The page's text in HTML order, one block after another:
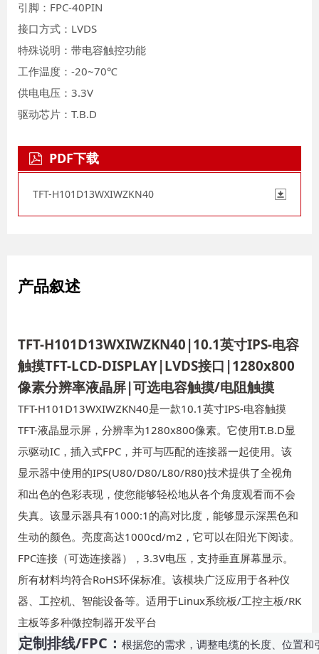
引脚：FPC-40PIN
接口方式：LVDS
特殊说明：带电容触控功能
工作温度：-20~70℃
供电电压：3.3V
驱动芯片：T.B.D
PDF下载
TFT-H101D13WXIWZKN40
产品叙述
TFT-H101D13WXIWZKN40|10.1英寸IPS-电容
触摸TFT-LCD-DISPLAY|LVDS接口|1280x800
像素分辨率液晶屏|可选电容触摸/电阻触摸
TFT-H101D13WXIWZKN40是一款10.1英寸IPS-电容触摸
TFT-液晶显示屏，分辨率为1280x800像素。 它使用T.B.D显
示驱动IC，插入式FPC，并可与匹配的连接器一起使用。 该
显示器中使用的IPS(U80/D80/L80/R80)技术提供了全视角
和出色的色彩表现，使您能够轻松地从各个角度观看而不会
失真。 该显示器具有1000:1的高对比度，能够显示深黑色和
生动的颜色。 亮度高达1000cd/m2，它可以在阳光下阅读。
FPC连接（可选连接器），3.3V电压，支持垂直屏幕显示。
所有材料均符合RoHS环保标准。 该模块广泛应用于各种仪
器、工控机、智能设备等。 适用于Linux系统板/工控主板/RK
主板等多种微控制器开发平台
定制排线/FPC： 根据您的需求，调整电缆的长度、位置